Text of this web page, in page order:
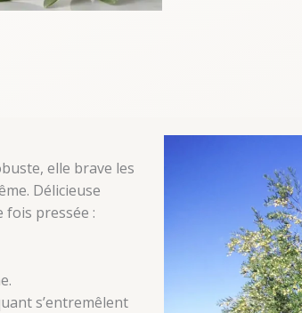
elle brave les
Délicieuse
fois pressée :
s’entremêlent